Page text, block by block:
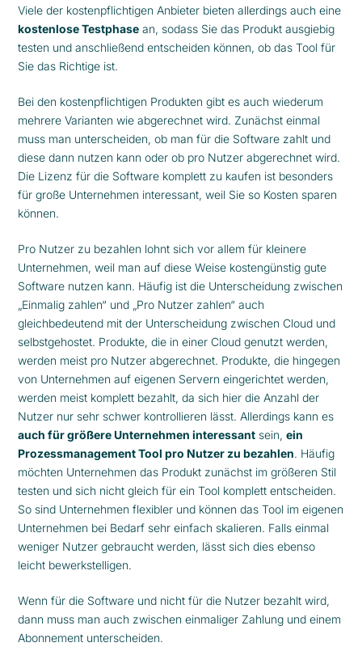
Viele der kostenpflichtigen Anbieter bieten allerdings auch eine
kostenlose Testphase an, sodass Sie das Produkt ausgiebig
testen und anschließend entscheiden können, ob das Tool für
Sie das Richtige ist.
Bei den kostenpflichtigen Produkten gibt es auch wiederum
mehrere Varianten wie abgerechnet wird. Zunächst einmal
muss man unterscheiden, ob man für die Software zahlt und
diese dann nutzen kann oder ob pro Nutzer abgerechnet wird.
Die Lizenz für die Software komplett zu kaufen ist besonders
für große Unternehmen interessant, weil Sie so Kosten sparen
können.
Pro Nutzer zu bezahlen lohnt sich vor allem für kleinere
Unternehmen, weil man auf diese Weise kostengünstig gute
Software nutzen kann. Häufig ist die Unterscheidung zwischen
„Einmalig zahlen“ und „Pro Nutzer zahlen“ auch
gleichbedeutend mit der Unterscheidung zwischen Cloud und
selbstgehostet. Produkte, die in einer Cloud genutzt werden,
werden meist pro Nutzer abgerechnet. Produkte, die hingegen
von Unternehmen auf eigenen Servern eingerichtet werden,
werden meist komplett bezahlt, da sich hier die Anzahl der
Nutzer nur sehr schwer kontrollieren lässt. Allerdings kann es
auch für größere Unternehmen interessant sein,ein
Prozessmanagement Tool pro Nutzer zu bezahlen. Häufig
möchten Unternehmen das Produkt zunächst im größeren Stil
testen und sich nicht gleich für ein Tool komplett entscheiden.
So sind Unternehmen flexibler und können das Tool im eigenen
Unternehmen bei Bedarf sehr einfach skalieren. Falls einmal
weniger Nutzer gebraucht werden, lässt sich dies ebenso
leicht bewerkstelligen.
Wenn für die Software und nicht für die Nutzer bezahlt wird,
dann muss man auch zwischen einmaliger Zahlung und einem
Abonnement unterscheiden.